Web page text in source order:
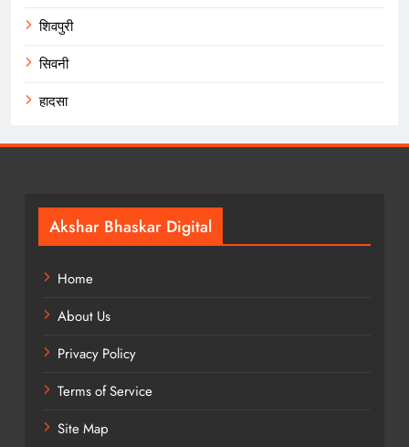
शिवपुरी
सिवनी
हादसा
Akshar Bhaskar Digital
Home
About Us
Privacy Policy
Terms of Service
Site Map